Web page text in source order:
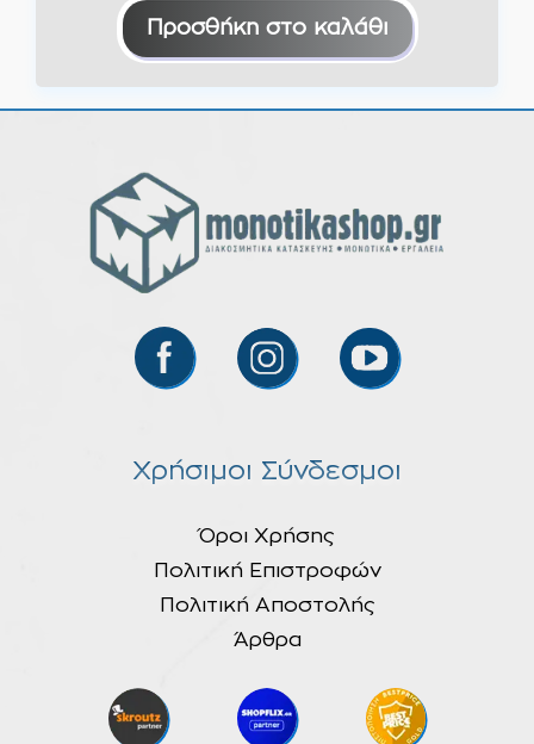
Προσθήκη στο καλάθι
Χρήσιμοι Σύνδεσμοι
Όροι Χρήσης
Πολιτική Επιστροφών
Πολιτική Αποστολής
Άρθρα